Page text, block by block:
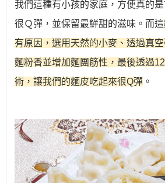
我們這種有小孩的家庭，方便真的
很Ｑ彈，並保留最鮮甜的滋味。而這
有原因，選用天然的小麥、透過真
麵粉香並增加麵團筋性，最後透過
術，讓我們的麵皮吃起來很Q彈 。